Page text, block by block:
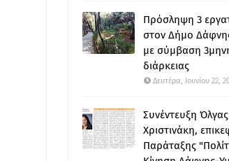
Πρόσληψη 3
στον Δήμο
με σύμβαση
διάρκειας
Δευτέρα, Ιουνίου 22,
Συνέντευξη Όλγας
Χριστινάκη,
Παράταξης